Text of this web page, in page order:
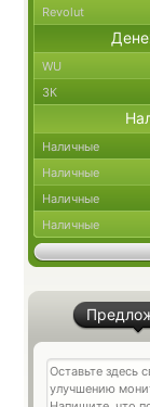
Revolut
WU
ЗК
Наличные
Наличные
Наличные
Наличные